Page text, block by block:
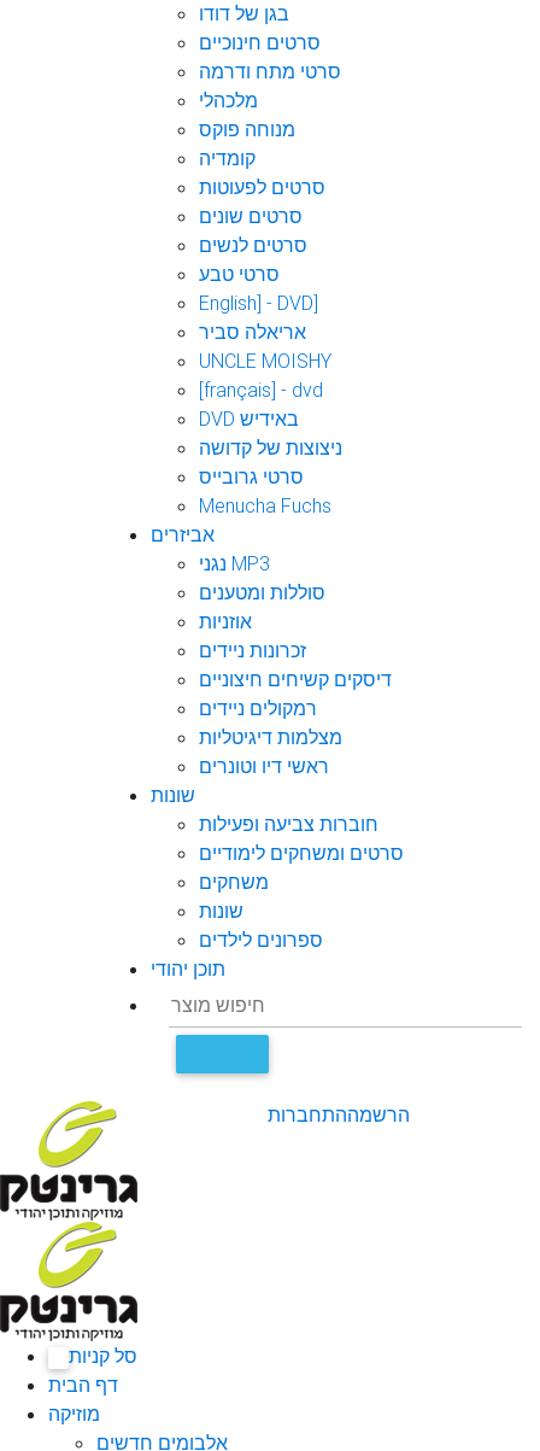
בגן של דודו
סרטים חינוכיים
סרטי מתח ודרמה
מלכהלי
מנוחה פוקס
קומדיה
סרטים לפעוטות
סרטים שונים
סרטים לנשים
סרטי טבע
English] - DVD]
אריאלה סביר
UNCLE MOISHY
[français] - dvd
DVD באידיש
ניצוצות של קדושה
סרטי גרובייס
Menucha Fuchs
אביזרים
נגני MP3
סוללות ומטענים
אוזניות
זכרונות ניידים
דיסקים קשיחים חיצוניים
רמקולים ניידים
מצלמות דיגיטליות
ראשי דיו וטונרים
שונות
חוברות צביעה ופעילות
סרטים ומשחקים לימודיים
משחקים
שונות
ספרונים לילדים
תוכן יהודי
התחברותהרשמה
סל קניות
דף הבית
מוזיקה
אלבומים חדשים